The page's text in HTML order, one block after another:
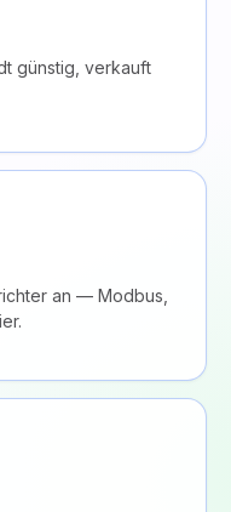
günstig, verkauft
an — Modbus,